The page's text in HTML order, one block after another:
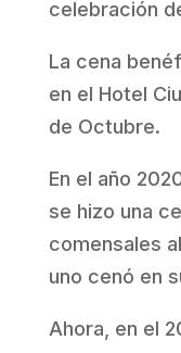
celebración
La cena
en el Hotel
de Octubre.
En el año
se hizo una
comensales
uno cenó en
Ahora, en el